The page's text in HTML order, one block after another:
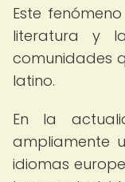
Este
literatura y
comunidades
latino.
En la
ampliamente
idiomas